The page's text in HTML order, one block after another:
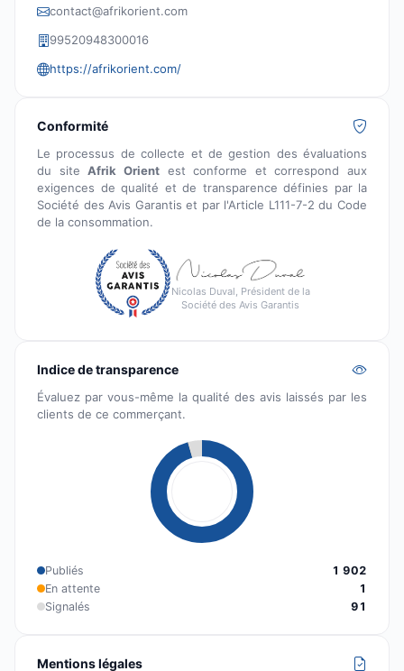
contact@afrikorient.com
99520948300016
https://afrikorient.com/
Conformité
Le processus de collecte et de gestion des évaluations
du siteAfrik Orientest conforme et correspond aux
exigences de qualité et de transparence définies par la
Société des Avis Garantis et par l'Article L111-7-2 du Code
de la consommation.
Nicolas Duval, Président de la
Société des Avis Garantis
Indice de transparence
Évaluez par vous-même la qualité des avis laissés par les
clients de ce commerçant.
Publiés
1 902
En attente
1
Signalés
91
Mentions légales